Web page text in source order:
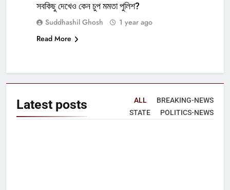
সবকিছু দেখেও কেন চুপ মমতা পুলিশ?
Suddhashil Ghosh
1 year ago
Read More
Latest posts ALL
BREAKING-NEWS
STATE
POLITICS-NEWS